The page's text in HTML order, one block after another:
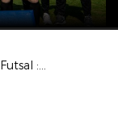
16es finale Coupe Nat. Futsal : AS Martel Caluire / Toulon Elite Futsal © Photos LAuRAFoot- Alain Chenevière